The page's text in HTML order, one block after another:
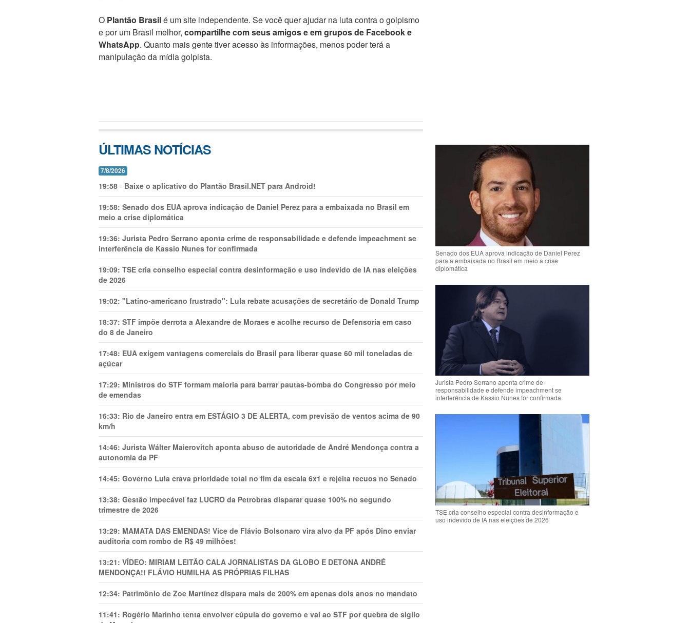
O Plantão Brasilé um site independente. Se você quer ajudar na luta contra o golpismo
e por um Brasil melhor, compartilhe com seus amigos e em grupos de Facebook e
WhatsApp. Quanto mais gente tiver acesso às informações, menos poder terá a
manipulação da mídia golpista.
ÚLTIMAS NOTÍCIAS
7/8/2026
19:58 - Baixe o aplicativo do Plantão Brasil.NET para Android!
19:58: Senado dos EUA aprova indicação de Daniel Perez para a embaixada no Brasil em
meio a crise diplomática
19:36: Jurista Pedro Serrano aponta crime de responsabilidade e defende impeachment se
interferência de Kassio Nunes for confirmada
19:09: TSE cria conselho especial contra desinformação e uso indevido de IA nas eleições
de 2026
19:02: "Latino-americano frustrado": Lula rebate acusações de secretário de Donald Trump
18:37: STF impõe derrota a Alexandre de Moraes e acolhe recurso de Defensoria em caso
do 8 de Janeiro
17:48: EUA exigem vantagens comerciais do Brasil para liberar quase 60 mil toneladas de
açúcar
17:29: Ministros do STF formam maioria para barrar pautas-bomba do Congresso por meio
de emendas
16:33: Rio de Janeiro entra em ESTÁGIO 3 DE ALERTA, com previsão de ventos acima de 90
km/h
14:46: Jurista Wálter Maierovitch aponta abuso de autoridade de André Mendonça contra a
autonomia da PF
14:45: Governo Lula crava prioridade total no fim da escala 6x1 e rejeita recuos no Senado
13:38: Gestão impecável faz LUCRO da Petrobras disparar quase 100% no segundo
trimestre de 2026
13:29: MAMATA DAS EMENDAS! Vice de Flávio Bolsonaro vira alvo da PF após Dino enviar
auditoria com rombo de R$ 49 milhões!
13:21: VÍDEO: MIRIAM LEITÃO CALA JORNALISTAS DA GLOBO E DETONA ANDRÉ
MENDONÇA!! FLÁVIO HUMILHA AS PRÓPRIAS FILHAS
12:34: Patrimônio de Zoe Martínez dispara mais de 200% em apenas dois anos no mandato
11:41: Rogério Marinho tenta envolver cúpula do governo e vai ao STF por quebra de sigilo
Senado dos EUA aprova indicação de Daniel Perez
para a embaixada no Brasil em meio a crise
diplomática
Jurista Pedro Serrano aponta crime de
responsabilidade e defende impeachment se
interferência de Kassio Nunes for confirmada
TSE cria conselho especial contra desinformação e
uso indevido de IA nas eleições de 2026